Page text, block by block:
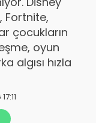
Fortnite,
çocukların
oyun
algısı hızla